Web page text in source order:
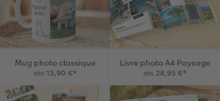
Mug photo classique
dès 13,90 €*
Livre photo A4 Paysage
dès 28,95 €*